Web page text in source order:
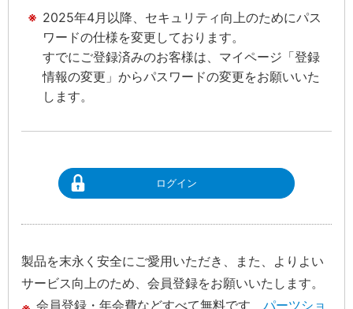
2025年4月以降、セキュリティ向上のためにパス
ワードの仕様を変更しております。
すでにご登録済みのお客様は、マイページ「登録
情報の変更」からパスワードの変更をお願いいた
します。
ログイン
製品を末永く安全にご愛用いただき、また、よりよい
サービス向上のため、会員登録をお願いいたします。
会員登録・年会費などすべて無料です
パーツショ